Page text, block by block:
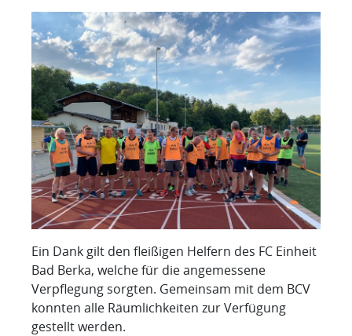
Ein Dank gilt den fleißigen Helfern des FC Einheit
Bad Berka, welche für die angemessene
Verpflegung sorgten. Gemeinsam mit dem BCV
konnten alle Räumlichkeiten zur Verfügung
gestellt werden.